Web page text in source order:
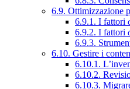
6.9. Ottimizzazione
6.9.1. I fattori
6.9.2. I fattori
6.9.3.
6.10. Gestire i
6.10.1.
6.10.2.
6.10.3.